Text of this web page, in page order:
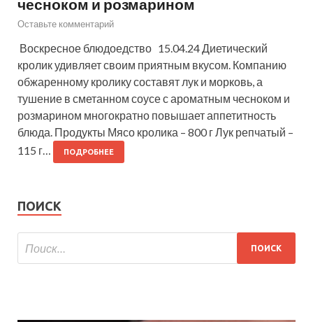
чесноком и розмарином
Оставьте комментарий
Воскресное блюдоедство 15.04.24 Диетический
кролик удивляет своим приятным вкусом. Компанию
обжаренному кролику составят лук и морковь, а
тушение в сметанном соусе с ароматным чесноком и
розмарином многократно повышает аппетитность
блюда. Продукты Мясо кролика – 800 г Лук репчатый –
115 г…
ПОДРОБНЕЕ
ПОИСК